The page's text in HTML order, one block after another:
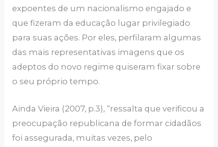
expoentes de um nacionalismo engajado e
que fizeram da educação lugar privilegiado
para suas ações. Por eles, perfilaram algumas
das mais representativas imagens que os
adeptos do novo regime quiseram fixar sobre
o seu próprio tempo.
Ainda Vieira (2007, p.3), “ressalta que verificou a
preocupação republicana de formar cidadãos
foi assegurada, muitas vezes, pelo